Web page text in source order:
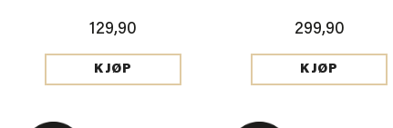
129,90
KJØP
299,90
KJØP